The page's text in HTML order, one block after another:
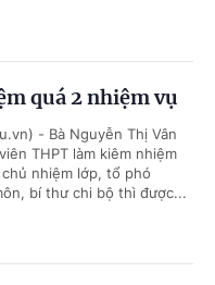
quá 2 nhiệm vụ
- Bà Nguyễn Thị Vân
THPT làm kiêm nhiệm
nhiệm lớp, tổ phó
bí thư chi bộ thì được...